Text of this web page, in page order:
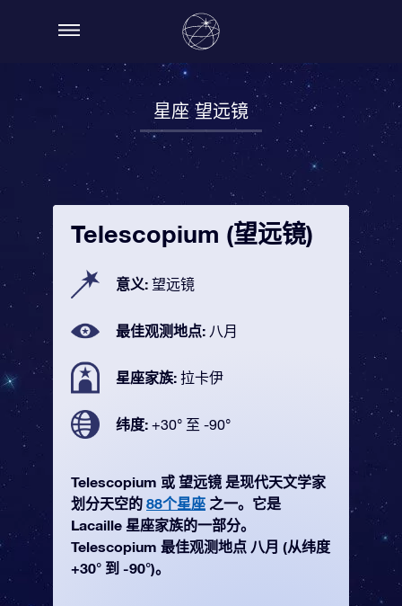
星座 望远镜
Telescopium (望远镜)
意义: 望远镜
最佳观测地点: 八月
星座家族: 拉卡伊
纬度: +30° 至 -90°
Telescopium 或 望远镜 是现代天文学家
划分天空的 88个星座 之一。它是
Lacaille 星座家族的一部分。
Telescopium 最佳观测地点 八月 (从纬度
+30° 到 -90°)。